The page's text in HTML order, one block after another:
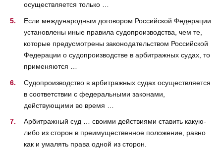
осуществляется только …
Если международным договором Российской Федерации
установлены иные правила судопроизводства, чем те,
которые предусмотрены законодательством Российской
Федерации о судопроизводстве в арбитражных судах, то
применяются …
Судопроизводство в арбитражных судах осуществляется
в соответствии с федеральными законами,
действующими во время …
Арбитражный суд … своими действиями ставить какую-
либо из сторон в преимущественное положение, равно
как и умалять права одной из сторон.